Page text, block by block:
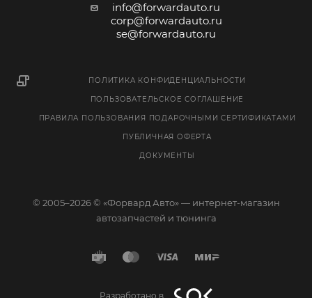
info@forwardauto.ru
corp@forwardauto.ru
se@forwardauto.ru
ПОЛИТИКА КОНФИДЕНЦИАЛЬНОСТИ
ПОЛЬЗОВАТЕЛЬСКОЕ СОГЛАШЕНИЕ
ПРАВИЛА ПОЛЬЗОВАНИЯ ПОДАРОЧНЫМИ СЕРТИФИКАТАМИ
ПУБЛИЧНАЯ ОФЕРТА
ДОКУМЕНТЫ
© 2005–2026 © «Форвард Авто» — интернет-магазин
автозапчастей и тюнинга
Разработано в